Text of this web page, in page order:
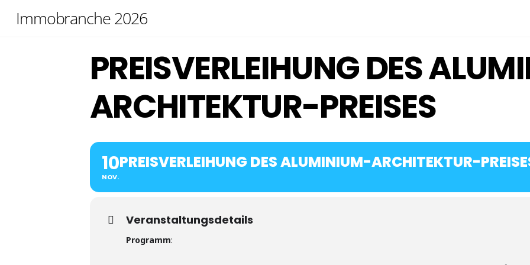
Immobranche 2026
PREISVERLEIHUNG DES
ARCHITEKTUR-PREISES
10
NOV.
PREISVERLEIHUNG DES ALUMINIUM-ARCHITEKTUR-
Veranstaltungsdetails
Programm: